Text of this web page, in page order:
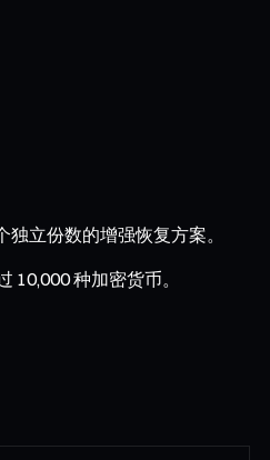
立份数的增强恢复方案。
种加密货币。